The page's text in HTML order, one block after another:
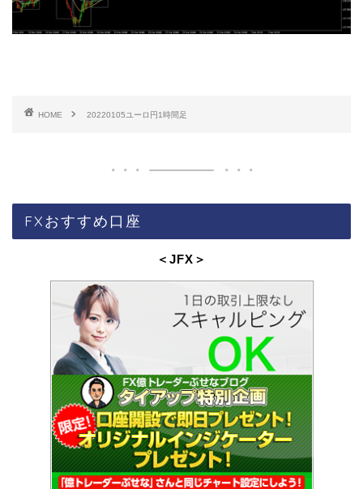
HOME 20220105ユーロ円1時間足
FXおすすめ口座
＜JFX ＞